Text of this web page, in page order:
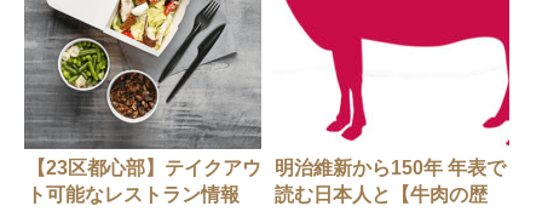
【23区都心部】テイクアウ
ト可能なレストラン情報
明治維新から150年 年表で
読む日本人と【牛肉の歴